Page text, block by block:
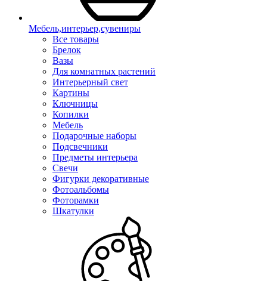
Мебель,интерьер,сувениры
Все товары
Брелок
Вазы
Для комнатных растений
Интерьерный свет
Картины
Ключницы
Копилки
Мебель
Подарочные наборы
Подсвечники
Предметы интерьера
Свечи
Фигурки декоративные
Фотоальбомы
Фоторамки
Шкатулки